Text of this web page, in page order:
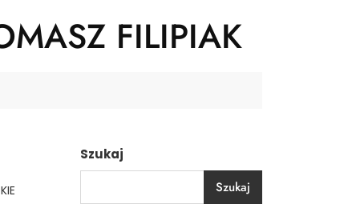
FILIPIAK
Szukaj
Szukaj